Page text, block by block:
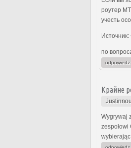
роутер
учесть
Источник:
по
odpowiedz
Крайне
Wygrywaj